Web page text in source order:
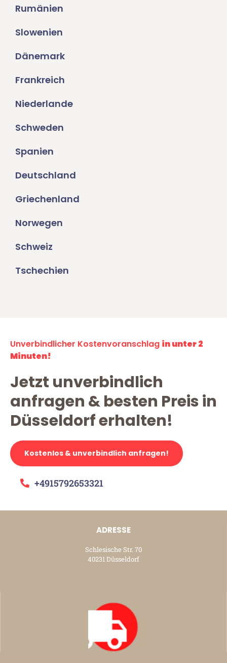
Rumänien
Slowenien
Dänemark
Frankreich
Niederlande
Schweden
Spanien
Deutschland
Griechenland
Norwegen
Schweiz
Tschechien
Unverbindlicher Kostenvoranschlag in unter 2
Minuten!
Jetzt unverbindlich
anfragen & besten Preis in
Düsseldorf erhalten!
Kostenlos & unverbindlich anfragen!
+4915792653321
ADRESSE
Schlesische Str. 70
40231 Düsseldorf